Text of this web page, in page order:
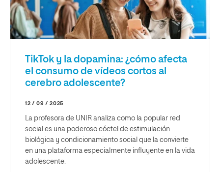
TikTok y la dopamina: ¿cómo afecta
el consumo de vídeos cortos al
cerebro adolescente?
12 / 09 / 2025
La profesora de UNIR analiza como la popular red
social es una poderoso cóctel de estimulación
biológica y condicionamiento social que la convierte
en una plataforma especialmente influyente en la vida
adolescente.